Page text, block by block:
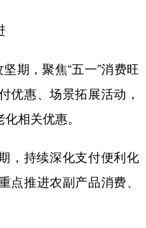
期，聚焦“五一”消费旺
优惠、场景拓展活动，
相关优惠。
持续深化支付便利化
点推进农副产品消费、